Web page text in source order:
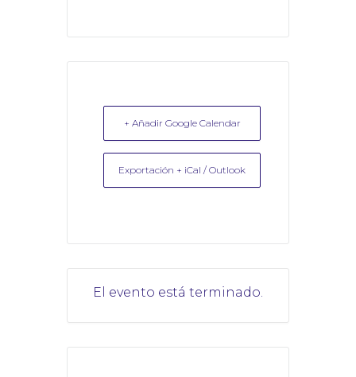
+ Añadir Google Calendar
Exportación + iCal / Outlook
El evento está terminado.